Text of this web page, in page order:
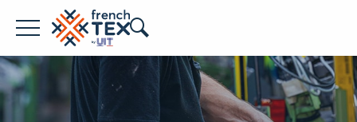
Offres d'emploi
Entreprises